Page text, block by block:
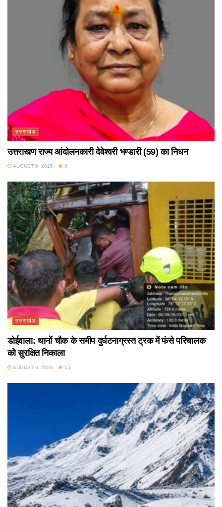
उत्तराखंड
उत्तराखण राज्य आंदोलनकारी देवेश्वरी भण्डारी (59) का निधन
AUGUST 6, 2026 8
उत्तराखंड
डोईवाला: थानों चौक के समीप दुर्घटनाग्रस्त ट्रक में फंसे परिचालक
को सुरक्षित निकाला
AUGUST 6, 2026 15